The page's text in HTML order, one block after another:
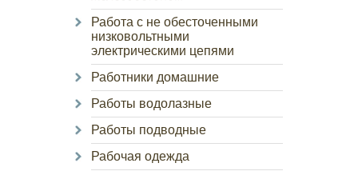
Работа с не обесточенными
низковольтными
электрическими цепями
Работники домашние
Работы водолазные
Работы подводные
Рабочая одежда